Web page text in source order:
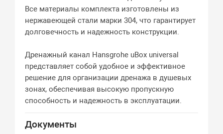
Все материалы комплекта изготовлены из
нержавеющей стали марки 304, что гарантирует
долговечность и надежность конструкции.
Дренажный канал Hansgrohe uBox universal
представляет собой удобное и эффективное
решение для организации дренажа в душевых
зонах, обеспечивая высокую пропускную
способность и надежность в эксплуатации.
Документы